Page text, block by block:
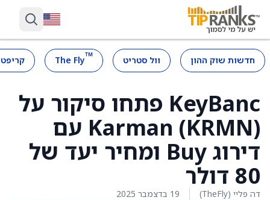
חדשות שוק ההון וול סטריט ™
The Fly
KeyBanc פתחו סיקור על
Karman (KRMN) עם
דירוג Buy ומחיר יעד של
80 דולר
דה פליי (TheFly) 19 בדצמבר 2025